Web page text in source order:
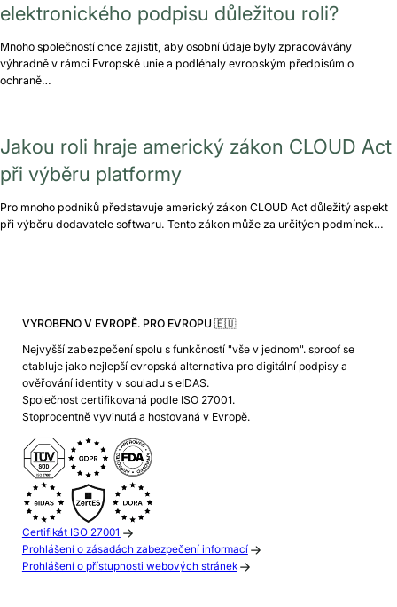
elektronického podpisu důležitou roli?
Mnoho společností chce zajistit, aby osobní údaje byly zpracovávány
výhradně v rámci Evropské unie a podléhaly evropským předpisům o
ochraně…
Jakou roli hraje americký zákon CLOUD Act
při výběru platformy
Pro mnoho podniků představuje americký zákon CLOUD Act důležitý aspekt
při výběru dodavatele softwaru. Tento zákon může za určitých podmínek…
VYROBENO V EVROPĚ. PRO EVROPU 🇪🇺
Nejvyšší zabezpečení spolu s funkčností "vše v jednom". sproof se
etabluje jako nejlepší evropská alternativa pro digitální podpisy a
ověřování identity v souladu s eIDAS.
Společnost certifikovaná podle ISO 27001.
Stoprocentně vyvinutá a hostovaná v Evropě.
Certifikát ISO 27001
Prohlášení o zásadách zabezpečení informací
Prohlášení o přístupnosti webových stránek